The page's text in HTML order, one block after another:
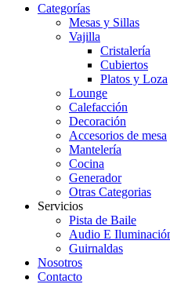
Categorías
Mesas y Sillas
Vajilla
Cristalería
Cubiertos
Platos y Loza
Lounge
Calefacción
Decoración
Accesorios de mesa
Mantelería
Cocina
Generador
Otras Categorias
Servicios
Pista de Baile
Audio E
Guirnaldas
Nosotros
Contacto